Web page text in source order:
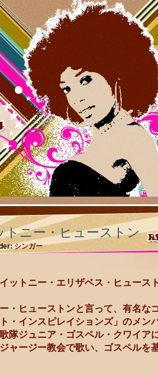
トニー・ヒューストン
シンガー
ットニー・エリザベス・ヒュース
・ヒューストンと言って、有名な
・インスピレイションズ」のメン
隊ジュニア・ゴスペル・クワイア
ャージー教会で歌い、ゴスペルを